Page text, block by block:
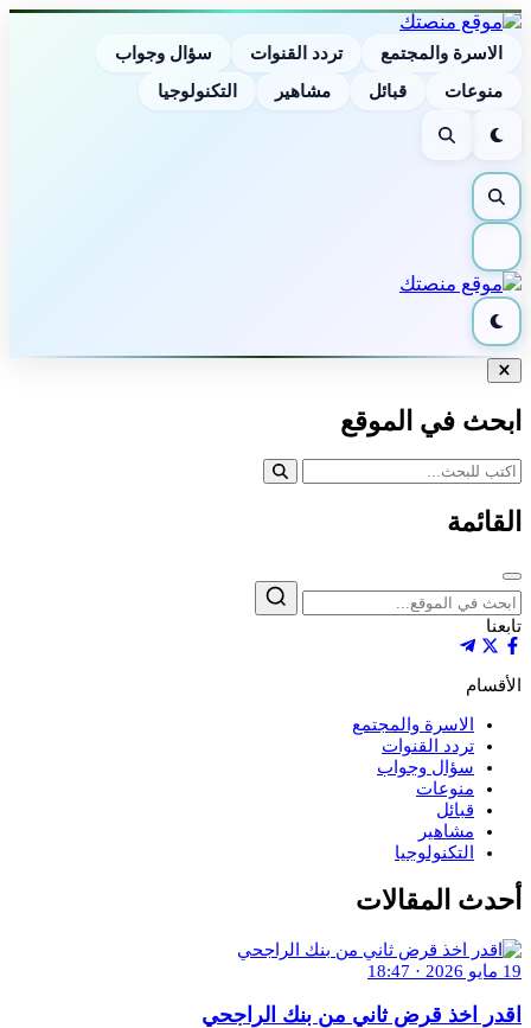
الاسرة والمجتمع تردد القنوات
سؤال وجواب
منوعات
قبائل مشاهير التكنولوجيا
الوضع
بحث
بحث
القائمة
الوضع
الليلي
إغلاق
ابحث في الموقع
القائمة
إغلاق
بحث
تابعنا
الأقسام
الاسرة والمجتمع
تردد القنوات
سؤال وجواب
منوعات
قبائل
مشاهير
التكنولوجيا
أحدث المقالات
19 مايو 2026 · 18:47
اقدر اخذ قرض ثاني من بنك الراجحي